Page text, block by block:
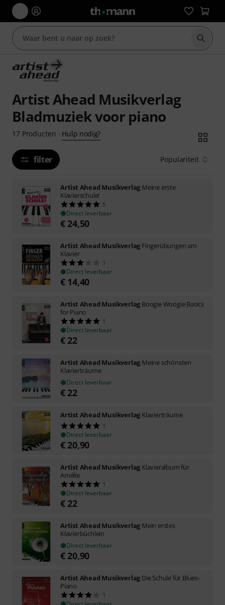
Zoek
Artist Ahead Musikverlag
Bladmuziek voor piano
17 Producten · Hulp nodig?
filter Populariteit
Artist Ahead Musikverlag Meine erste
Klavierschule!
5
Direct leverbaar
€ 24,50
Artist Ahead Musikverlag Fingerübungen am
Klavier
1
Direct leverbaar
€ 14,40
Artist Ahead Musikverlag Boogie Woogie Basics
for Piano
1
Direct leverbaar
€ 22
Artist Ahead Musikverlag Meine schönsten
Klavierträume
Direct leverbaar
€ 22
Artist Ahead Musikverlag Klavierträume
1
Direct leverbaar
€ 20,90
Artist Ahead Musikverlag Klavieralbum für
Amélie
1
Direct leverbaar
€ 22
Artist Ahead Musikverlag Mein erstes
Klavierbüchlein
Direct leverbaar
€ 20,90
Artist Ahead Musikverlag Die Schule für Blues-
Piano
1